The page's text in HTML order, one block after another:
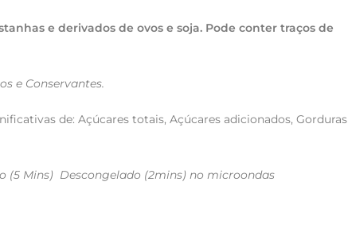
e derivados de ovos e soja. Pode conter traços de
e Conservantes.
de: Açúcares totais, Açúcares adicionados, Gorduras
(5 Mins) Descongelado (2mins) no microondas